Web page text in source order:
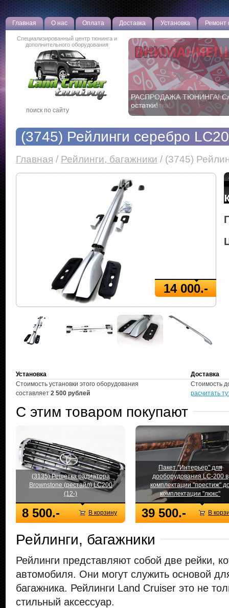
Главная О нас Оплата Доставка Установка Ремонт
Специализированный центр тюнинга и
дополнительного оборудования
РАСПРОДАЖА ТЮНИНГА!
остатки!
(3745) Рейлинги серебро
Главная / Рейлинги, багажники / (3745)
14 000.-
Установка
Доставка
Стоимость установки этого оборудования
составляет 2 500 рублей
Стоимость
расчитать
С этим товаром покупают
(3135) Решетка радиатора
Brownstone (рестайл) LC200
(12-)
8 500.- В корзину
Пакет "Интерьер" для
дооборудования LC-200 в
комплектации "престиж"
комплектации "люкс"
39 500.- В
Рейлинги, багажники
Рейлинги представляют собой две рейки,
автомобиля. Они могут служить основой
багажника. Рейлинги Land Cruiser это не
стильный аксессуар.